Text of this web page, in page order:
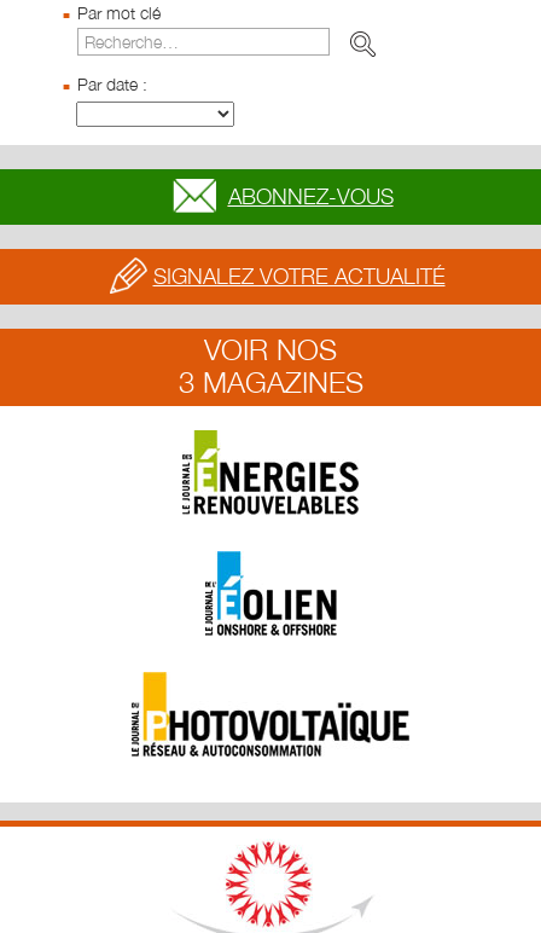
Par mot clé
Par date :
ABONNEZ-VOUS
SIGNALEZ VOTRE ACTUALITÉ
VOIR NOS
3 MAGAZINES